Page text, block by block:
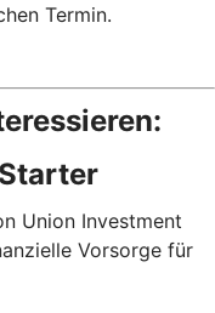
Termin.
Union Investment
Vorsorge für